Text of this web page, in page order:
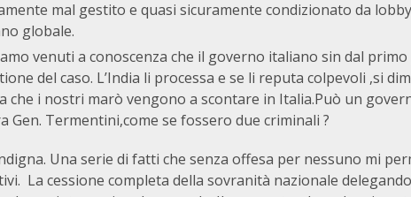
mal gestito e quasi sicuramente condizionato da lobby
globale.
venuti a conoscenza che il governo italiano sin dal
del caso. L’India li processa e se li reputa colpevoli ,si
che i nostri marò vengono a scontare in Italia.Può un
Termentini,come se fossero due criminali ?
Una serie di fatti che senza offesa per nessuno mi
La cessione completa della sovranità nazionale delegando